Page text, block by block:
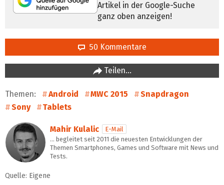
Artikel in der Google-Suche
ganz oben anzeigen!
50 Kommentare
Teilen…
Themen: Android MWC 2015
Snapdragon
Sony
Tablets
Mahir Kulalic
E-Mail
… begleitet seit 2011 die neuesten Entwicklungen der
Themen Smartphones, Games und Software mit News und
Tests.
Quelle: Eigene